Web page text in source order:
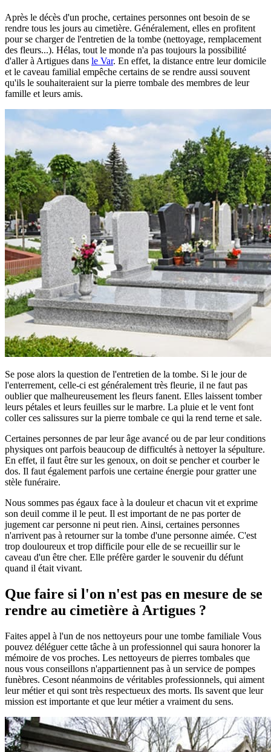
Après le décès d'un proche, certaines personnes ont besoin de se
rendre tous les jours au cimetière. Généralement, elles en profitent
pour se charger de l'entretien de la tombe (nettoyage, remplacement
des fleurs...). Hélas, tout le monde n'a pas toujours la possibilité
d'aller à Artigues dans le Var. En effet, la distance entre leur domicile
et le caveau familial empêche certains de se rendre aussi souvent
qu'ils le souhaiteraient sur la pierre tombale des membres de leur
famille et leurs amis.
Se pose alors la question de l'entretien de la tombe. Si le jour de
l'enterrement, celle-ci est généralement très fleurie, il ne faut pas
oublier que malheureusement les fleurs fanent. Elles laissent tomber
leurs pétales et leurs feuilles sur le marbre. La pluie et le vent font
coller ces salissures sur la pierre tombale ce qui la rend terne et sale.
Certaines personnes de par leur âge avancé ou de par leur conditions
physiques ont parfois beaucoup de difficultés à nettoyer la sépulture.
En effet, il faut être sur les genoux, on doit se pencher et courber le
dos. Il faut également parfois une certaine énergie pour gratter une
stèle funéraire.
Nous sommes pas égaux face à la douleur et chacun vit et exprime
son deuil comme il le peut. Il est important de ne pas porter de
jugement car personne ni peut rien. Ainsi, certaines personnes
n'arrivent pas à retourner sur la tombe d'une personne aimée. C'est
trop douloureux et trop difficile pour elle de se recueillir sur le
caveau d'un être cher. Elle préfère garder le souvenir du défunt
quand il était vivant.
Que faire si l'on n'est pas en mesure de se
rendre au cimetière à Artigues ?
Faites appel à l'un de nos nettoyeurs pour une tombe familiale Vous
pouvez déléguer cette tâche à un professionnel qui saura honorer la
mémoire de vos proches. Les nettoyeurs de pierres tombales que
nous vous conseillons n'appartiennent pas à un service de pompes
funèbres. Cesont néanmoins de véritables professionnels, qui aiment
leur métier et qui sont très respectueux des morts. Ils savent que leur
mission est importante et que leur métier a vraiment du sens.